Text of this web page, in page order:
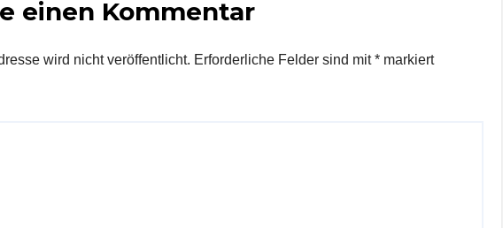
einen Kommentar
wird nicht veröffentlicht. Erforderliche Felder sind mit* markiert